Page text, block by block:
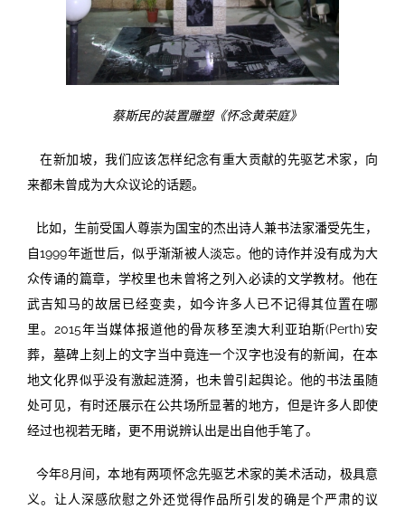
蔡斯民的装置雕塑《怀念黄荣庭》
在新加坡，我们应该怎样纪念有重大贡献的先驱艺术家，向
来都未曾成为大众议论的话题。
比如，生前受国人尊崇为国宝的杰出诗人兼书法家潘受先生，
自1999年逝世后，似乎渐渐被人淡忘。他的诗作并没有成为大
众传诵的篇章，学校里也未曾将之列入必读的文学教材。他在
武吉知马的故居已经变卖，如今许多人已不记得其位置在哪
里。2015年当媒体报道他的骨灰移至澳大利亚珀斯(Perth)安
葬，墓碑上刻上的文字当中竟连一个汉字也没有的新闻，在本
地文化界似乎没有激起涟漪，也未曾引起舆论。他的书法虽随
处可见，有时还展示在公共场所显著的地方，但是许多人即使
经过也视若无睹，更不用说辨认出是出自他手笔了。
今年8月间，本地有两项怀念先驱艺术家的美术活动，极具意
义。让人深感欣慰之外还觉得作品所引发的确是个严肃的议